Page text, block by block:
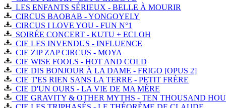
LES ENFANTS SÉRIEUX - BELLE À MOURIR
CIRCUS BAOBAB - YONGOYELY
CIRCUS I LOVE YOU - FUN N°1
SOIRÉE CONCERT - KUTU + ECLOH
CIE LES INVENDUS - INFLUENCE
CIE ZIP ZAP CIRCUS - MOYA
CIE WISE FOOLS - HOT AND COLD
CIE DIS BONJOUR À LA DAME - FRIGO [OPUS 2]
CIE T'ES RIEN SANS LA TERRE - PETIT FRÈRE
CIE D'UN OURS - LA VIE DE MA MÈRE
CIE GRAVITY & OTHER MYTHS - TEN THOUSAND